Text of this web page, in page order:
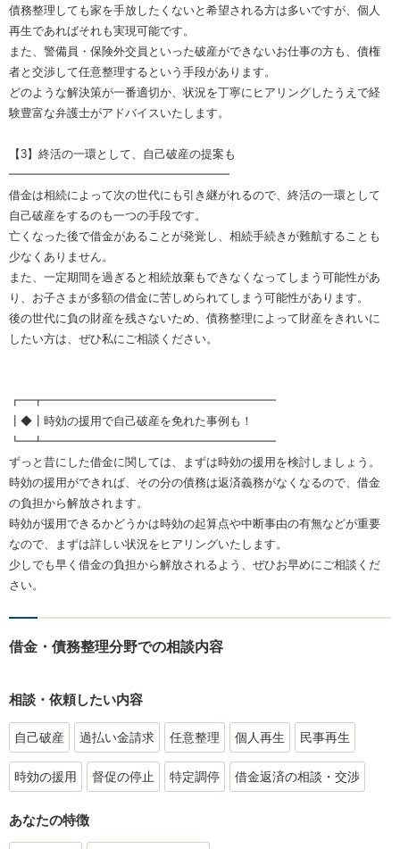
債務整理しても家を手放したくないと希望される方は多いですが、個人
再生であればそれも実現可能です。
また、警備員・保険外交員といった破産ができないお仕事の方も、債権
者と交渉して任意整理するという手段があります。
どのような解決策が一番適切か、状況を丁寧にヒアリングしたうえで経
験豊富な弁護士がアドバイスいたします。
【3】終活の一環として、自己破産の提案も
━━━━━━━━━━━━━━━━━━━
借金は相続によって次の世代にも引き継がれるので、終活の一環として
自己破産をするのも一つの手段です。
亡くなった後で借金があることが発覚し、相続手続きが難航することも
少なくありません。
また、一定期間を過ぎると相続放棄もできなくなってしまう可能性があ
り、お子さまが多額の借金に苦しめられてしまう可能性があります。
後の世代に負の財産を残さないため、債務整理によって財産をきれいに
したい方は、ぜひ私にご相談ください。
┏━┳━━━━━━━━━━━━━━━━━━━━
┃◆┃時効の援用で自己破産を免れた事例も！
┗━┻━━━━━━━━━━━━━━━━━━━━
ずっと昔にした借金に関しては、まずは時効の援用を検討しましょう。
時効の援用ができれば、その分の債務は返済義務がなくなるので、借金
の負担から解放されます。
時効が援用できるかどうかは時効の起算点や中断事由の有無などが重要
なので、まずは詳しい状況をヒアリングいたします。
少しでも早く借金の負担から解放されるよう、ぜひお早めにご相談くだ
さい。
借金・債務整理分野での相談内容
相談・依頼したい内容
自己破産 過払い金請求 任意整理 個人再生 民事再生
時効の援用 督促の停止 特定調停 借金返済の相談・交渉
あなたの特徴